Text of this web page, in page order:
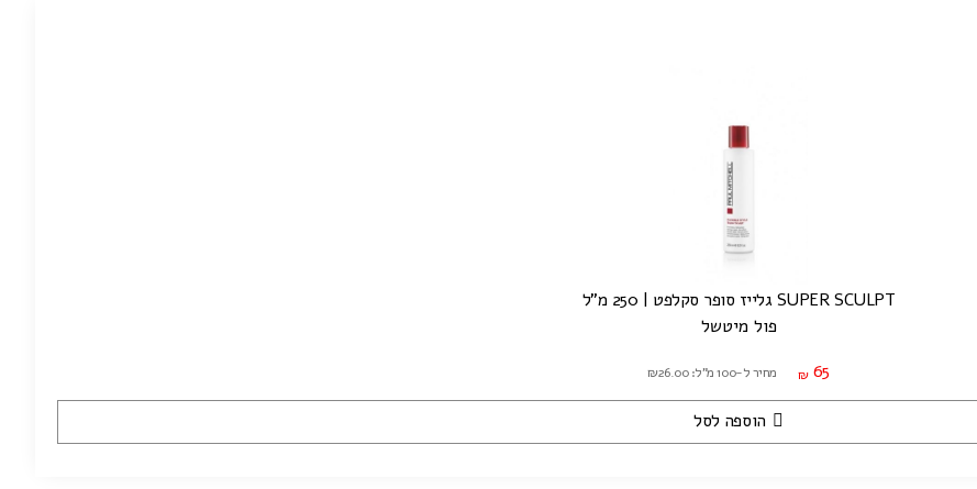
SUPER SCULPT גלייז סופר סקלפט | 250 מ"ל
פול מיטשל
₪ 65 מחיר ל-100 מ"ל: ₪26.00
הוספה לסל